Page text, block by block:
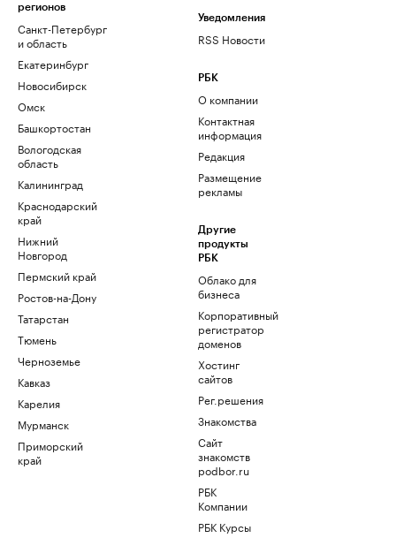
регионов
Санкт-Петербург
и область
Екатеринбург
Новосибирск
Омск
Башкортостан
Вологодская
область
Калининград
Краснодарский
край
Нижний
Новгород
Пермский край
Ростов-на-Дону
Татарстан
Тюмень
Черноземье
Кавказ
Карелия
Мурманск
Приморский
край
Уведомления
RSS Новости
РБК
О компании
Контактная
информация
Редакция
Размещение
рекламы
Другие
продукты
РБК
Облако для
бизнеса
Корпоративный
регистратор
доменов
Хостинг
сайтов
Рег.решения
Знакомства
Сайт
знакомств
podbor.ru
РБК
Компании
РБК Курсы